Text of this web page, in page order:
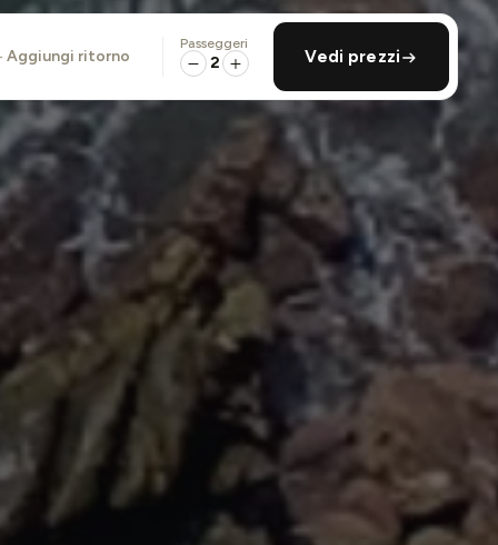
aggiungi ritorno
Passeggeri
2 Vedi prezzi